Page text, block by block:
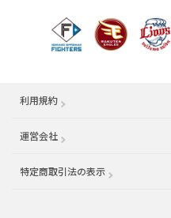
利用規約
運営会社 （別ウィンドウで開く）
特定商取引法の表示